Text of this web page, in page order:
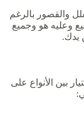
والقصور بالرغم
وعليه هو وجميع
يدك.
بين الأنواع على